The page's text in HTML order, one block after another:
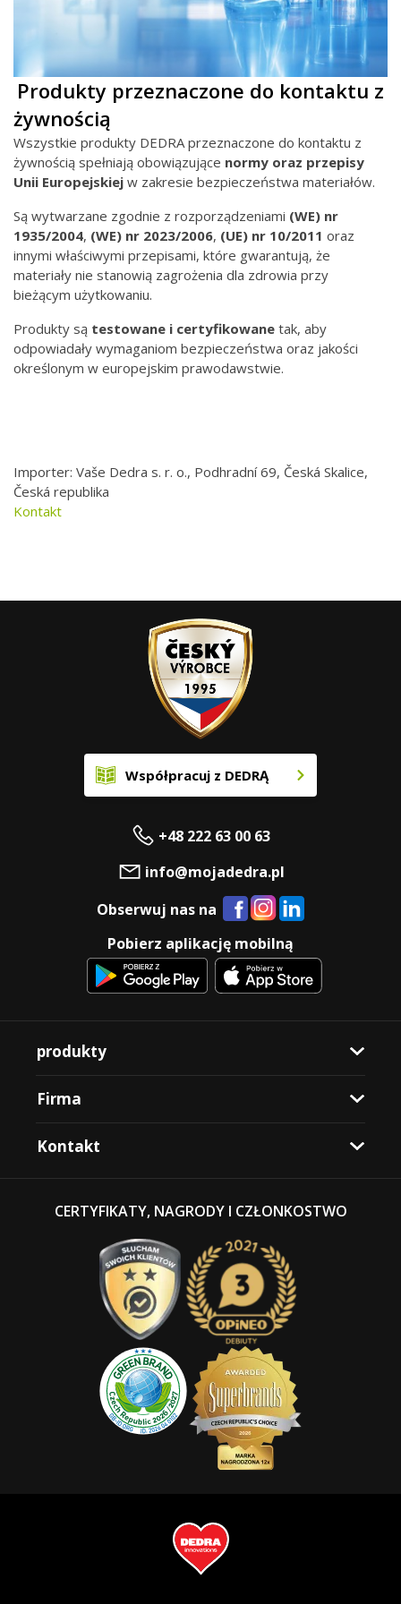
Produkty przeznaczone do kontaktu z
żywnością
Wszystkie produkty DEDRA przeznaczone do kontaktu z
żywnością spełniają obowiązujące normy oraz przepisy
Unii Europejskiej w zakresie bezpieczeństwa materiałów.
Są wytwarzane zgodnie z rozporządzeniami (WE) nr
1935/2004, (WE) nr 2023/2006, (UE) nr 10/2011 oraz
innymi właściwymi przepisami, które gwarantują, że
materiały nie stanowią zagrożenia dla zdrowia przy
bieżącym użytkowaniu.
Produkty są testowane i certyfikowane tak, aby
odpowiadały wymaganiom bezpieczeństwa oraz jakości
określonym w europejskim prawodawstwie.
Importer: Vaše Dedra s. r. o., Podhradní 69, Česká Skalice,
Česká republika
Kontakt
Współpracuj z DEDRĄ
+48 222 63 00 63
info@mojadedra.pl
Obserwuj nas na
Pobierz aplikację mobilną
produkty
Firma
Kontakt
CERTYFIKATY, NAGRODY I CZŁONKOSTWO